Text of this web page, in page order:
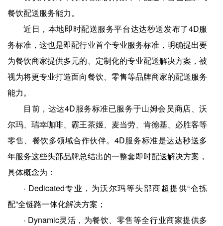
餐饮配送服务能力。
近日，本地即时配送服务平台达达秒送发布了4D服
务标准，这也是即配行业首个专业服务标准，明确提出要
为餐饮商家提供多元的、定制化的专业配送解决方案，被
视为将更专业打造面向餐饮、零售等品牌商家的配送服务
能力。
目前，达达4D服务标准已服务于山姆会员商店、沃
尔玛、瑞幸咖啡、霸王茶姬、麦当劳、肯德基、必胜客等
零售、餐饮多领域合作伙伴。4D服务标准是达达秒送多
年服务这些头部品牌总结出的一整套即时配送解决方案，
具体概念为：
· Dedicated专业，为沃尔玛等头部商超提供“仓拣
配”全链路一体化解决方案；
· Dynamic灵活，为餐饮、零售等全行业商家提供多